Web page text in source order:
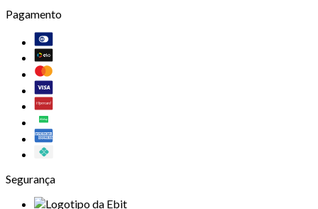
Pagamento
Segurança